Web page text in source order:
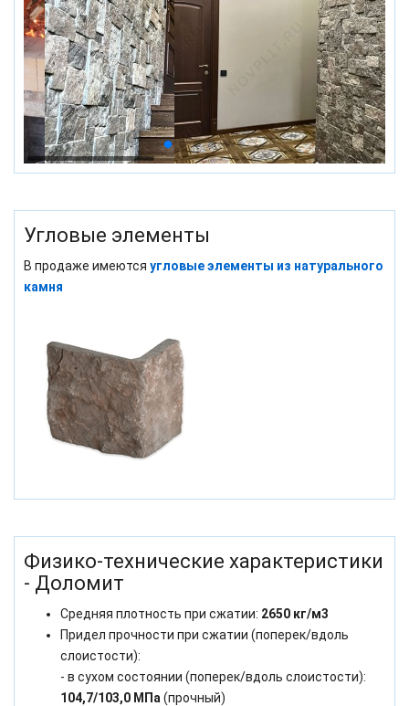
Угловые элементы
В продаже имеются угловые элементы из натурального
камня
Физико-технические характеристики
- Доломит
Средняя плотность при сжатии: 2650 кг/м3
Придел прочности при сжатии (поперек/вдоль
слоистости):
- в сухом состоянии (поперек/вдоль слоистости):
104,7/103,0 МПа (прочный)